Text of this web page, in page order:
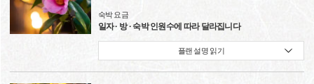
숙박 요금
일자 · 방 · 숙박 인원수에 따라 달라집니다
플랜 설명 읽기